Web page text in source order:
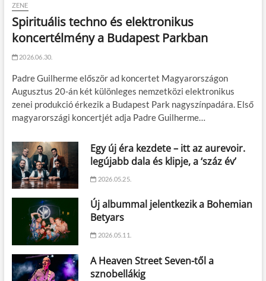
ZENE
Spirituális techno és elektronikus
koncertélmény a Budapest Parkban
2026.06.30.
Padre Guilherme először ad koncertet Magyarországon
Augusztus 20-án két különleges nemzetközi elektronikus
zenei produkció érkezik a Budapest Park nagyszínpadára. Első
magyarországi koncertjét adja Padre Guilherme…
Egy új éra kezdete – itt az aurevoir.
legújabb dala és klipje, a ‘száz év’
2026.05.25.
Új albummal jelentkezik a Bohemian
Betyars
2026.05.11.
A Heaven Street Seven-től a
sznobellákig